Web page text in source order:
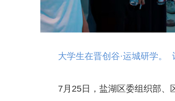
大学生在晋创谷·运城研学。
7月25日，盐湖区委组织部、